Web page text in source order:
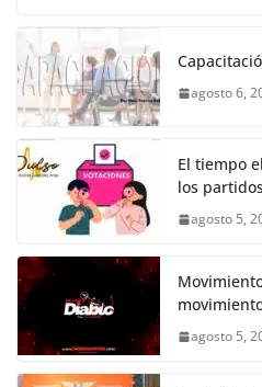
k
c
e
b
o
o
k
itt
er s
A
p
agosto 6,
El tiempo
los
agosto 5,
agosto 5,